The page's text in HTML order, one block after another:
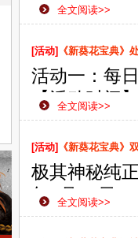
款网页游戏
侠之路更加
全文阅读>>
[活动] 《新葵花宝典》
活动一：每
【活动时间
【活动范围
【活动内容
励。
【活动奖励
全文阅读>>
[活动] 《新葵花宝典》
极其神秘纯
年8月20日
款网页游戏
全文阅读>>